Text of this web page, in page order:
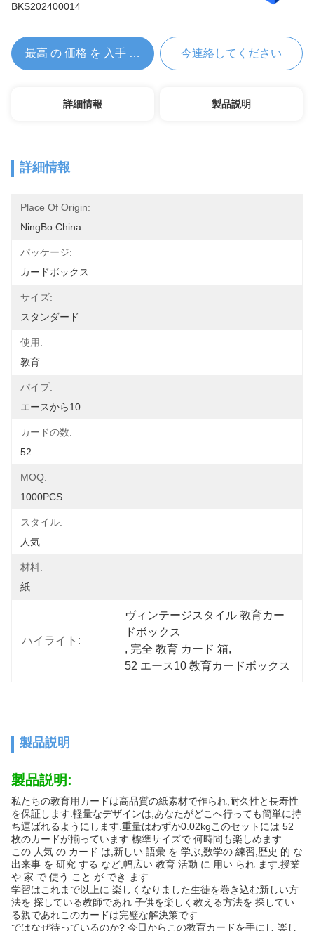
BKS202400014
最高 の 価格 を 入手 する 今連絡してください
詳細情報 製品説明
詳細情報
Place Of Origin:
NingBo China
パッケージ:
カードボックス
サイズ:
スタンダード
使用:
教育
パイプ:
エースから10
カードの数:
52
MOQ:
1000PCS
スタイル:
人気
材料:
紙
ハイライト:
ヴィンテージスタイル 教育カー
ドボックス
, 完全 教育 カード 箱,
52 エース10 教育カードボックス
製品説明
製品説明:
私たちの教育用カードは高品質の紙素材で作られ,耐久性と長寿性
を保証します.軽量なデザインは,あなたがどこへ行っても簡単に持
ち運ばれるようにします.重量はわずか0.02kgこのセットには 52
枚のカードが揃っています 標準サイズで 何時間も楽しめます
この 人気 の カード は,新しい 語彙 を 学ぶ,数学の 練習,歴史 的 な
出来事 を 研究 する など,幅広い 教育 活動 に 用い られ ます.授業
や 家 で 使う こと が でき ます.
学習はこれまで以上に 楽しくなりました生徒を巻き込む新しい方
法を 探している教師であれ 子供を楽しく教える方法を 探してい
る親であれこのカードは完璧な解決策です
ではなぜ待っているのか? 今日からこの教育カードを手にし 楽し